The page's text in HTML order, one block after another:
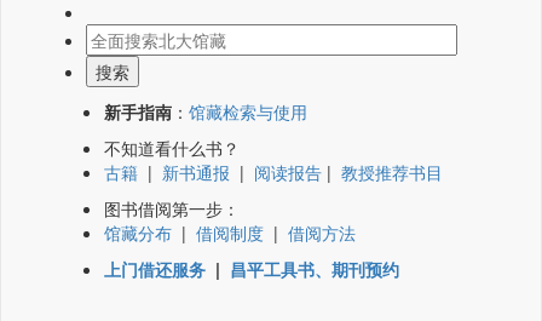
新手指南 ： 馆藏检索与使用
不知道看什么书？
古籍 | 新书通报 | 阅读报告 | 教授推荐书目
图书借阅第一步：
馆藏分布 | 借阅制度 | 借阅方法
上门借还服务 | 昌平工具书、期刊预约